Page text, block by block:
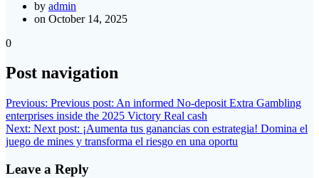
by admin
on October 14, 2025
0
Post navigation
Previous: Previous post: An informed No-deposit Extra Gambling
enterprises inside the 2025 Victory Real cash
Next: Next post: ¡Aumenta tus ganancias con estrategia! Domina el
juego de mines y transforma el riesgo en una oportu
Leave a Reply